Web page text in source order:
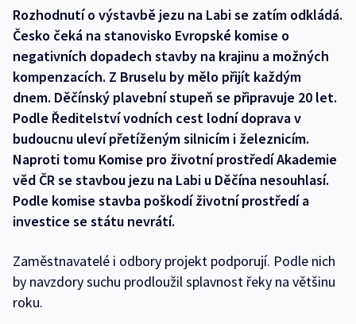
Rozhodnutí o výstavbě jezu na Labi se zatím odkládá.
Česko čeká na stanovisko Evropské komise o
negativních dopadech stavby na krajinu a možných
kompenzacích. Z Bruselu by mělo přijít každým
dnem. Děčínský plavební stupeň se připravuje 20 let.
Podle Ředitelství vodních cest lodní doprava v
budoucnu uleví přetíženým silnicím i železnicím.
Naproti tomu Komise pro životní prostředí Akademie
věd ČR se stavbou jezu na Labi u Děčína nesouhlasí.
Podle komise stavba poškodí životní prostředí a
investice se státu nevrátí.
Zaměstnavatelé i odbory projekt podporují. Podle nich
by navzdory suchu prodloužil splavnost řeky na většinu
roku.